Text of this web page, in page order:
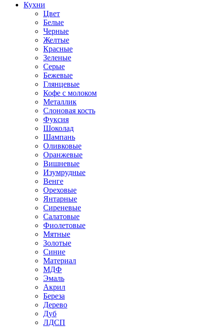
Кухни
Цвет
Белые
Черные
Желтые
Красные
Зеленые
Серые
Бежевые
Глянцевые
Кофе с молоком
Металлик
Слоновая кость
Фуксия
Шоколад
Шампань
Оливковые
Оранжевые
Вишневые
Изумрудные
Венге
Ореховые
Янтарные
Сиреневые
Салатовые
Фиолетовые
Мятные
Золотые
Синие
Материал
МДФ
Эмаль
Акрил
Береза
Дерево
Дуб
ЛДСП